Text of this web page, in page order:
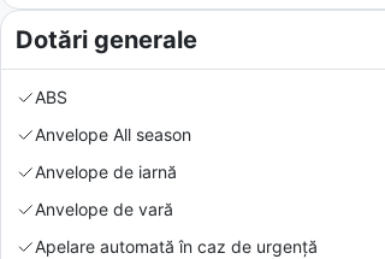
Dotări generale
ABS
Anvelope All season
Anvelope de iarnă
Anvelope de vară
Apelare automată în caz de urgență